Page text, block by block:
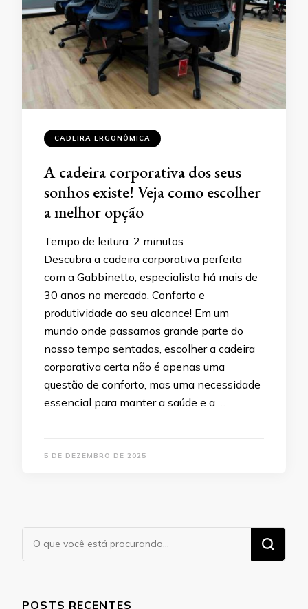
CADEIRA ERGONÔMICA
A cadeira corporativa dos seus
sonhos existe! Veja como escolher
a melhor opção
Tempo de leitura: 2 minutos
Descubra a cadeira corporativa perfeita
com a Gabbinetto, especialista há mais de
30 anos no mercado. Conforto e
produtividade ao seu alcance! Em um
mundo onde passamos grande parte do
nosso tempo sentados, escolher a cadeira
corporativa certa não é apenas uma
questão de conforto, mas uma necessidade
essencial para manter a saúde e a …
5 DE DEZEMBRO DE 2025
Procurando
algo?
POSTS RECENTES